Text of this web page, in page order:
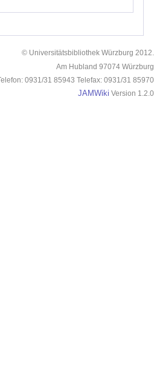
© Universitätsbibliothek Würzburg 2012.
Am Hubland 97074 Würzburg
Telefon: 0931/31 85943 Telefax: 0931/31 85970
JAMWiki Version 1.2.0